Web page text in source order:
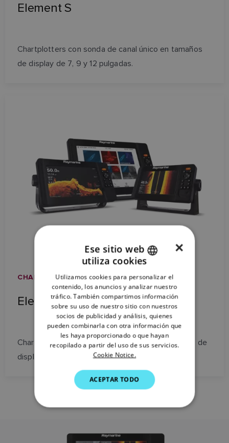
Element S
Chartplotters con sonda de canal único en tamaños
de display de 7, 9 y 12 pulgadas.
CHARTPLOTTERS / ELEMENT HV
Element HV
Chartplotters con sonda HyperVision en tamaños de
display de 7, 9 y 12 pulgadas.
ENGLISH
FRENCH
DANISH
ITALIAN
SWEDISH
DUTCH
SPANISH
×
Ese sitio web
utiliza cookies
Utilizamos cookies para personalizar el
contenido, los anuncios y analizar nuestro
tráfico. También compartimos información
sobre su uso de nuestro sitio con nuestros
socios de publicidad y análisis, quienes
pueden combinarla con otra información que
les haya proporcionado o que hayan
recopilado a partir del uso de sus servicios.
Cookie Notice.
ACEPTAR TODO